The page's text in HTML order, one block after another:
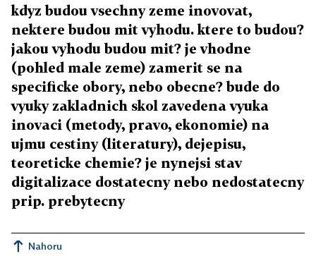
kdyz budou vsechny zeme inovovat,
nektere budou mit vyhodu. ktere to budou?
jakou vyhodu budou mit? je vhodne
(pohled male zeme) zamerit se na
specificke obory, nebo obecne? bude do
vyuky zakladnich skol zavedena vyuka
inovaci (metody, pravo, ekonomie) na
ujmu cestiny (literatury), dejepisu,
teoreticke chemie? je nynejsi stav
digitalizace dostatecny nebo nedostatecny
prip. prebytecny
Nahoru